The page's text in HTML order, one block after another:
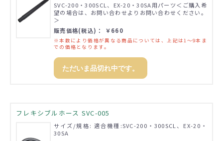
SVC-200・300SCL、EX-20・30SA用パーツ＜ご購入希
望の場合は、お問い合わせよりお問い合わせください。
＞
販売価格(税込)： ￥660
※本数により価格が異なる商品については、上記は1～9本ま
での価格となります。
ただいま品切れ中です。
フレキシブルホース SVC-005
サイズ/規格: 適合機種:SVC-200・300SCL、EX-20・
30SA